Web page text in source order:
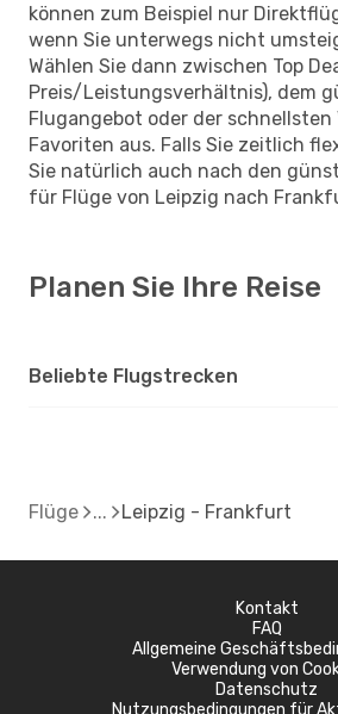
können zum Beispiel nur
wenn Sie unterwegs nicht
Wählen Sie dann zwischen Top
Preis/Leistungsverhältnis), dem
Flugangebot oder der schnellsten
Favoriten aus. Falls Sie zeitlich
Sie natürlich auch nach den
für Flüge von Leipzig nach
Planen Sie Ihre Reise
Beliebte Flugstrecken
Flüge Leipzig - Frankfurt
Kontakt
FAQ
Allgemeine
Verwendung von
Datenschutz
Nutzungsbedingungen für